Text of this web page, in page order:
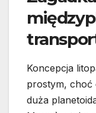
Koncepcja
prostym, choć
duża